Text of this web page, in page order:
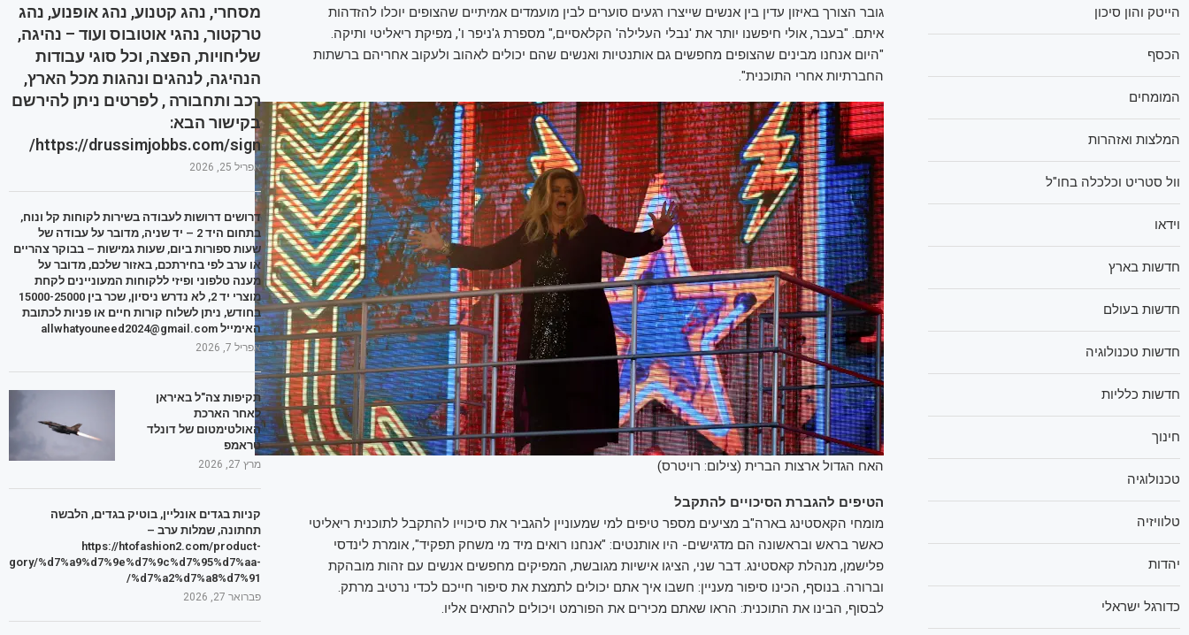
גובר הצורך באיזון עדין בין אנשים שייצרו רגעים סוערים לבין מועמדים אמיתיים שהצופים יוכלו להזדהות
איתם. "בעבר, אולי חיפשנו יותר את 'נבלי העלילה' הקלאסיים," מספרת ג'ניפר ו', מפיקת ריאליטי ותיקה.
"היום אנחנו מבינים שהצופים מחפשים גם אותנטיות ואנשים שהם יכולים לאהוב ולעקוב אחריהם ברשתות
החברתיות אחרי התוכנית".
האח הגדול ארצות הברית (צילום: רויטרס)
הטיפים להגברת הסיכויים להתקבל
מומחי הקאסטינג בארה"ב מציעים מספר טיפים למי שמעוניין להגביר את סיכוייו להתקבל לתוכנית ריאליטי
כאשר בראש ובראשונה הם מדגישים- היו אותנטים: "אנחנו רואים מיד מי משחק תפקיד", אומרת לינדסי
פלישמן, מנהלת קאסטינג. דבר שני, הציגו אישיות מגובשת, המפיקים מחפשים אנשים עם זהות מובהקת
וברורה. בנוסף, הכינו סיפור מעניין: חשבו איך אתם יכולים לתמצת את סיפור חייכם לכדי נרטיב מרתק.
לבסוף, הבינו את התוכנית: הראו שאתם מכירים את הפורמט ויכולים להתאים אליו.
מסחרי, נהג קטנוע, נהג אופנוע, נהג
טרקטור, נהגי אוטובוס ועוד – נהיגה,
שליחויות, הפצה, וכל סוגי עבודות
הנהיגה, לנהגים ונהגות מכל הארץ,
רכב ותחבורה , לפרטים ניתן להירשם
בקישור הבא:
https://drussimjobbs.com/sign/
אפריל 25, 2026
דרושים דרושות לעבודה בשירות לקוחות קל ונוח,
בתחום היד 2 – יד שניה, מדובר על עבודה של
שעות ספורות ביום, שעות גמישות – בבוקר צהריים
או ערב לפי בחירתכם, באזור שלכם, מדובר על
מענה טלפוני ופיזי ללקוחות המעוניינים לקחת
מוצרי יד 2, לא נדרש ניסיון, שכר בין 15000-25000
בחודש, ניתן לשלוח קורות חיים או פניות לכתובת
האימייל allwhatyouneed2024@gmail.com
אפריל 7, 2026
תקיפות צה"ל באיראן
לאחר הארכת
האולטימטום של דונלד
טראמפ
מרץ 27, 2026
קניות בגדים אונליין, בוטיק בגדים, הלבשה
תחתונה, שמלות ערב –
https://htofashion2.com/product-
%d7%a9%d7%9e%d7%9c%d7%95%d7%aa-
%d7%a2%d7%a8%d7%91/
פברואר 27, 2026
הייטק והון סיכון
הכסף
המומחים
המלצות ואזהרות
וול סטריט וכלכלה בחו"ל
וידאו
חדשות בארץ
חדשות בעולם
חדשות טכנולוגיה
חדשות כלליות
חינוך
טכנולוגיה
טלוויזיה
יהדות
כדורגל ישראלי